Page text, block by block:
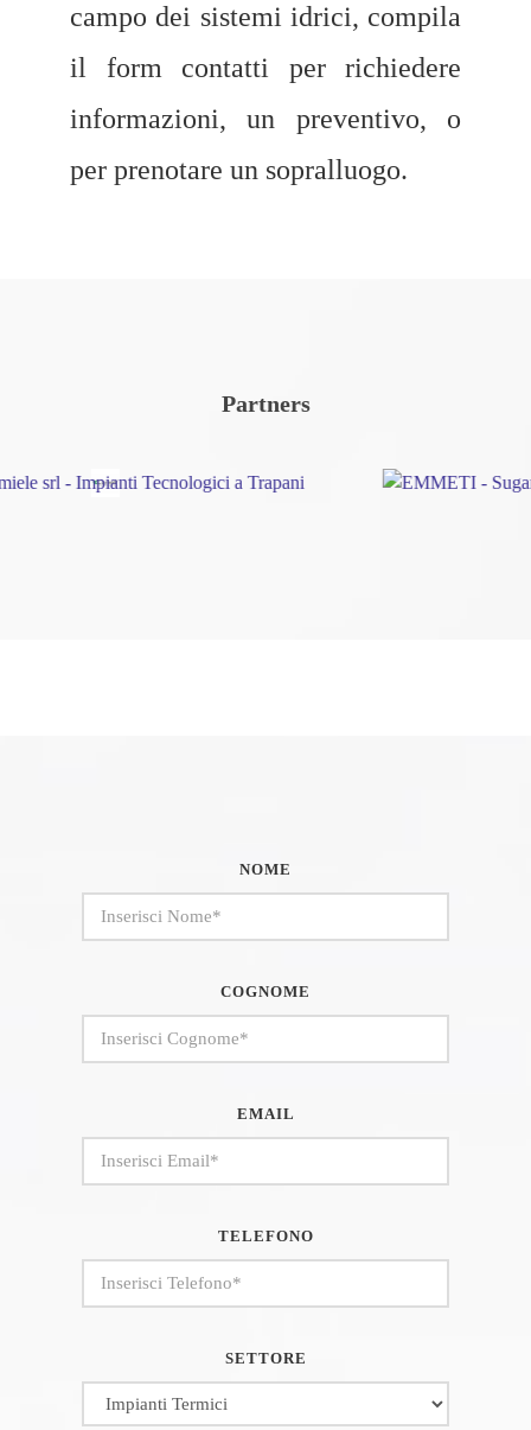
campo dei sistemi idrici, compila
il form contatti per richiedere
informazioni, un preventivo, o
per prenotare un sopralluogo.
Partners
NOME
COGNOME
EMAIL
TELEFONO
SETTORE